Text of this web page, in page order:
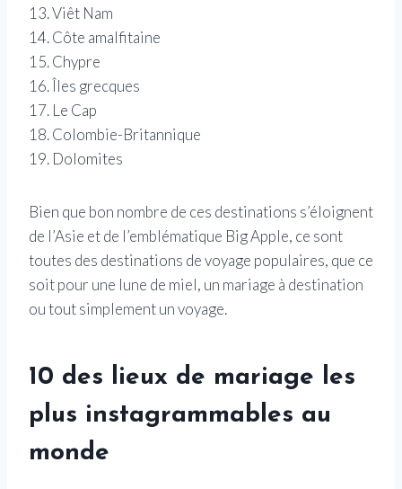
13. Viêt Nam
14. Côte amalfitaine
15. Chypre
16. Îles grecques
17. Le Cap
18. Colombie-Britannique
19. Dolomites
Bien que bon nombre de ces destinations s’éloignent
de l’Asie et de l’emblématique Big Apple, ce sont
toutes des destinations de voyage populaires, que ce
soit pour une lune de miel, un mariage à destination
ou tout simplement un voyage.
10 des lieux de mariage les
plus instagrammables au
monde